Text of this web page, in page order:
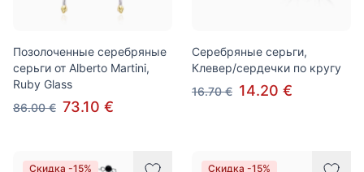
Позолоченные серебряные
серьги от Alberto Martini,
Ruby Glass
86.00 € 73.10 €
Серебряные серьги,
Клевер/сердечки по кругу
16.70 € 14.20 €
Скидка -15% Скидка -15%